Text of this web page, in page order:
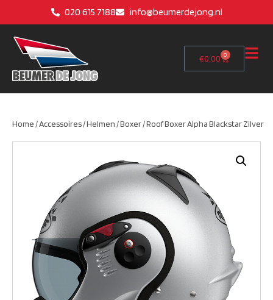
020 615 7188 info@beumerdejong.nl
€0.00 0
Home /Accessoires/Helmen /Boxer/ Roof Boxer Alpha Blackstar Zilver